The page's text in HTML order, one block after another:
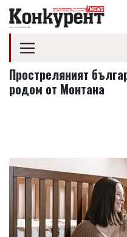
Простреляният
родом от Монтана